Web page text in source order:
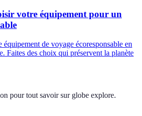
votre équipement pour un
de voyage écoresponsable en
Faites des choix qui préservent la planète
pour tout savoir sur globe explore.